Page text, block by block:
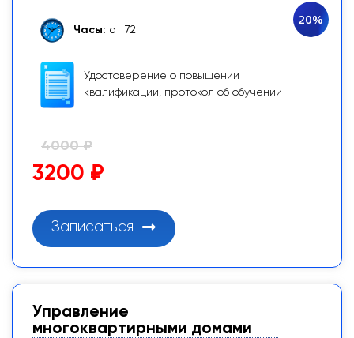
Часы: от 72
Удостоверение о повышении
квалификации, протокол об обучении
20%
4000 ₽
3200 ₽
Записаться
Управление
многоквартирными домами